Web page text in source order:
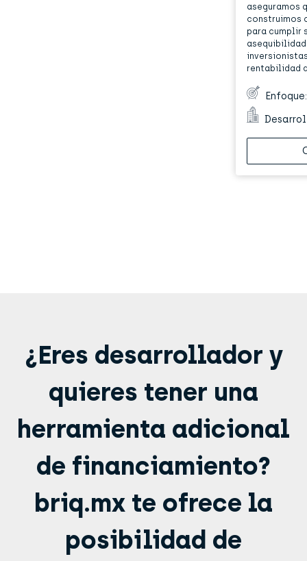
aseguramos
construimos
para cumplir
rentabilidad
¿Eres desarrollador y
quieres tener una
herramienta adicional
de financiamiento?
briq.mx te ofrece la
posibilidad de